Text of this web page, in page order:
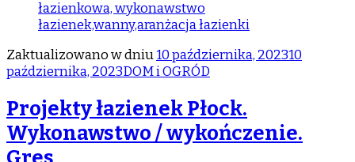
Zaktualizowano w dniu10 października, 202310
października, 2023DOM i OGRÓD
Projekty łazienek Płock.
Wykonawstwo / wykończenie.